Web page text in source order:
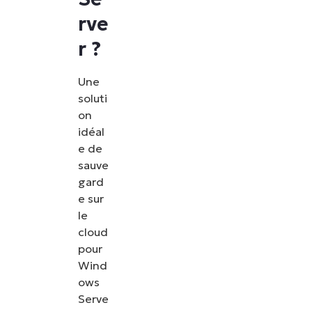
rve
r ?
Une
soluti
on
idéal
e de
sauve
gard
e sur
le
cloud
pour
Wind
ows
Serve